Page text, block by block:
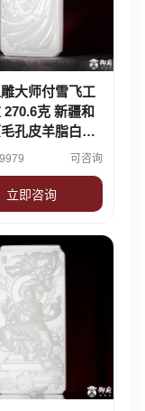
大师付雪飞工
270.6克 新疆和
孔皮羊脂白玉
件 关帝圣君
可咨询
立即咨询